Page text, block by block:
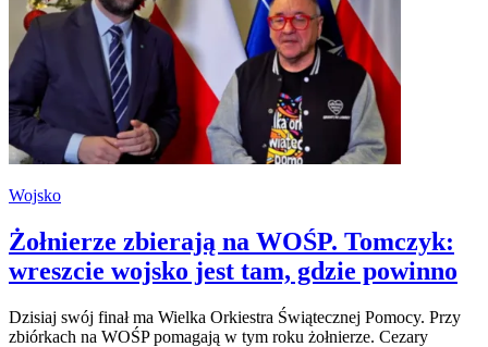
Wojsko
Żołnierze zbierają na WOŚP. Tomczyk:
wreszcie wojsko jest tam, gdzie powinno
Dzisiaj swój finał ma Wielka Orkiestra Świątecznej Pomocy. Przy
zbiórkach na WOŚP pomagają w tym roku żołnierze. Cezary